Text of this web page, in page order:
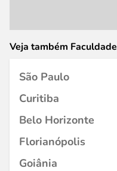
Veja também
São Paulo
Curitiba
Belo Horizonte
Florianópolis
Goiânia